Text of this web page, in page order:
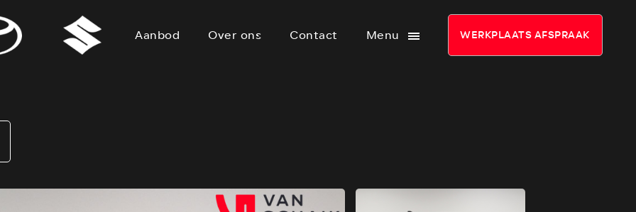
Aanbod Over ons Contact Menu WERKPLAATS AFSPRAAK